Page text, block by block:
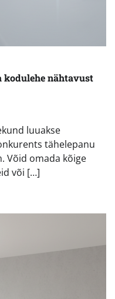
kodulehe nähtavust
luuakse
tähelepanu
Võid omada kõige
või […]